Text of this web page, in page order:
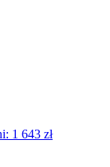
1 643 zł